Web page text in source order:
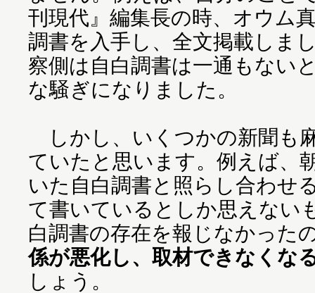
刊現代』編集長の時、オウム
調書を入手し、全文掲載しま
察側は自白調書は一通もない
な騒ぎになりました。
しかし、いくつかの新聞も
ていたと思います。例えば、
いた自白調書と照らし合わせ
て書いているとしか思えない
白調書の存在を報じなかった
係が悪化し、取材できなくな
しょう。